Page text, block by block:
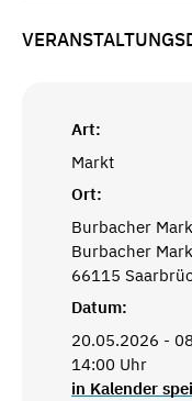
Art:
Markt
Ort:
Burbacher
Burbacher
66115
Datum:
20.05.2026 -
14:00 Uhr
in Kalender